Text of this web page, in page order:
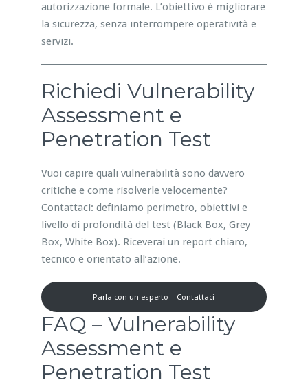
autorizzazione formale. L’obiettivo è migliorare
la sicurezza, senza interrompere operatività e
servizi.
Richiedi Vulnerability
Assessment e
Penetration Test
Vuoi capire quali vulnerabilità sono davvero
critiche e come risolverle velocemente?
Contattaci: definiamo perimetro, obiettivi e
livello di profondità del test (Black Box, Grey
Box, White Box). Riceverai un report chiaro,
tecnico e orientato all’azione.
Parla con un esperto – Contattaci
FAQ – Vulnerability
Assessment e
Penetration Test